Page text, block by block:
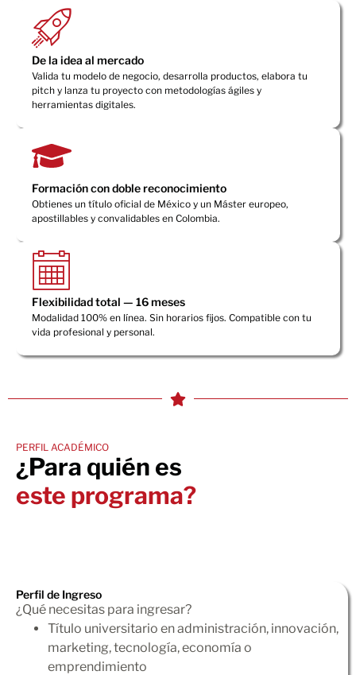
De la idea al mercado
Valida tu modelo de negocio, desarrolla productos, elabora tu
pitch y lanza tu proyecto con metodologías ágiles y
herramientas digitales.
Formación con doble reconocimiento
Obtienes un título oficial de México y un Máster europeo,
apostillables y convalidables en Colombia.
Flexibilidad total — 16 meses
Modalidad 100% en línea. Sin horarios fijos. Compatible con tu
vida profesional y personal.
PERFIL ACADÉMICO
¿Para quién es
este programa?
Perfil de Ingreso
¿Qué necesitas para ingresar?
Título universitario en administración, innovación,
marketing, tecnología, economía o
emprendimiento